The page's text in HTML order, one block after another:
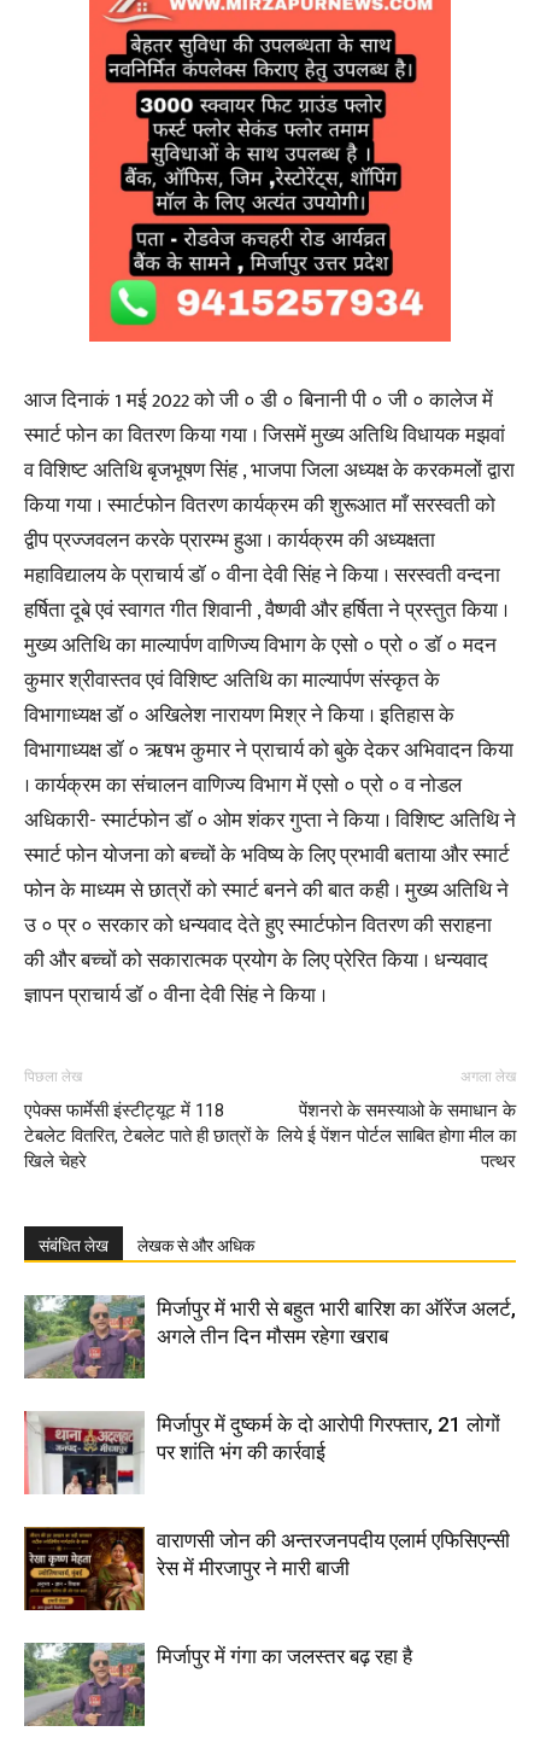
आज दिनाकं 1 मई 2022 को जी ० डी ० बिनानी पी ० जी ० कालेज में
स्मार्ट फोन का वितरण किया गया । जिसमें मुख्य अतिथि विधायक मझवां
व विशिष्ट अतिथि बृजभूषण सिंह , भाजपा जिला अध्यक्ष के करकमलों द्वारा
किया गया । स्मार्टफोन वितरण कार्यक्रम की शुरूआत माँ सरस्वती को
द्वीप प्रज्जवलन करके प्रारम्भ हुआ । कार्यक्रम की अध्यक्षता
महाविद्यालय के प्राचार्य डॉ ० वीना देवी सिंह ने किया । सरस्वती वन्दना
हर्षिता दूबे एवं स्वागत गीत शिवानी , वैष्णवी और हर्षिता ने प्रस्तुत किया ।
मुख्य अतिथि का माल्यार्पण वाणिज्य विभाग के एसो ० प्रो ० डॉ ० मदन
कुमार श्रीवास्तव एवं विशिष्ट अतिथि का माल्यार्पण संस्कृत के
विभागाध्यक्ष डॉ ० अखिलेश नारायण मिश्र ने किया । इतिहास के
विभागाध्यक्ष डॉ ० ऋषभ कुमार ने प्राचार्य को बुके देकर अभिवादन किया
। कार्यक्रम का संचालन वाणिज्य विभाग में एसो ० प्रो ० व नोडल
अधिकारी- स्मार्टफोन डॉ ० ओम शंकर गुप्ता ने किया । विशिष्ट अतिथि ने
स्मार्ट फोन योजना को बच्चों के भविष्य के लिए प्रभावी बताया और स्मार्ट
फोन के माध्यम से छात्रों को स्मार्ट बनने की बात कही । मुख्य अतिथि ने
उ ० प्र ० सरकार को धन्यवाद देते हुए स्मार्टफोन वितरण की सराहना
की और बच्चों को सकारात्मक प्रयोग के लिए प्रेरित किया । धन्यवाद
ज्ञापन प्राचार्य डॉ ० वीना देवी सिंह ने किया ।
पिछला लेख
एपेक्स फार्मेसी इंस्टीट्यूट में 118
टेबलेट वितरित, टेबलेट पाते ही छात्रों के
खिले चेहरे
अगला लेख
पेंशनरो के समस्याओ के समाधान के
लिये ई पेंशन पोर्टल साबित होगा मील का
पत्थर
संबंधित लेख लेखक से और अधिक
मिर्जापुर में भारी से बहुत भारी बारिश का ऑरेंज अलर्ट,
अगले तीन दिन मौसम रहेगा खराब
मिर्जापुर में दुष्कर्म के दो आरोपी गिरफ्तार, 21 लोगों
पर शांति भंग की कार्रवाई
वाराणसी जोन की अन्तरजनपदीय एलार्म एफिसिएन्सी
रेस में मीरजापुर ने मारी बाजी
मिर्जापुर में गंगा का जलस्तर बढ़ रहा है